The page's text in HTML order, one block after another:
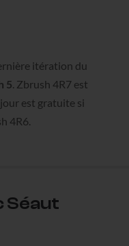
itération du
5. Zbrush 4R7 est
est gratuite si
4R6.
Séaut